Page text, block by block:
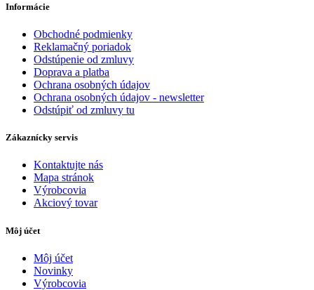
Informácie
Obchodné podmienky
Reklamačný poriadok
Odstúpenie od zmluvy
Doprava a platba
Ochrana osobných údajov
Ochrana osobných údajov - newsletter
Odstúpiť od zmluvy tu
Zákaznícky servis
Kontaktujte nás
Mapa stránok
Výrobcovia
Akciový tovar
Môj účet
Môj účet
Novinky
Výrobcovia